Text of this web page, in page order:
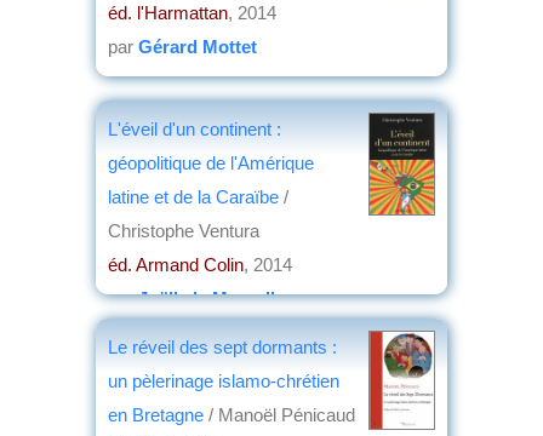
éd. l'Harmattan, 2014
par Gérard Mottet
L'éveil d'un continent :
géopolitique de l'Amérique
latine et de la Caraïbe /
Christophe Ventura
éd. Armand Colin, 2014
parJoëlle le Morzellec
Le réveil des sept dormants :
un pèlerinage islamo-chrétien
en Bretagne / Manoël Pénicaud